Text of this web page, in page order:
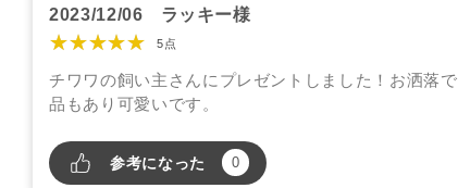
2023/12/06 ラッキー様
★★★★★ 5点
チワワの飼い主さんにプレゼントしました！お洒落で
品もあり可愛いです。
参考になった 0